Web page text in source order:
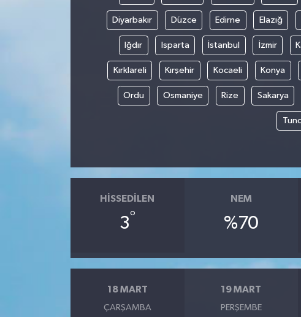
Diyarbakır Düzce Edirne Elazığ
Iğdır Isparta İstanbul İzmir
Kırklareli Kırşehir Kocaeli Konya
Ordu Osmaniye Rize Sakarya
HISSEDILEN
3°
NEM
%70
18 MART
ÇARŞAMBA
19 MART
PERŞEMBE